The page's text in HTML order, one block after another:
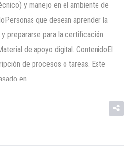
y manejo en el ambiente de
que desean aprender la
prepararse para la certificación
de apoyo digital. ContenidoEl
de procesos o tareas. Este
en…